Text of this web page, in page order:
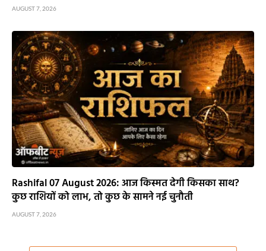
AUGUST 7, 2026
Rashifal 07 August 2026: आज किस्मत देगी किसका साथ?
कुछ राशियों को लाभ, तो कुछ के सामने नई चुनौती
AUGUST 7, 2026